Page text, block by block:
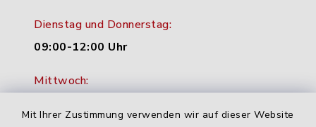
Mit Ihrer Zustimmung verwenden wir auf dieser Website
Dienstag und Donnerstag:
09:00-12:00 Uhr
Mittwoch: